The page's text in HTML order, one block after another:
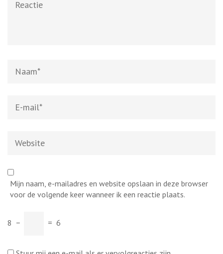
mail*
Mijn naam, e-mailadres en website opslaan in deze browser
voor de volgende keer wanneer ik een reactie plaats.
8 − = 6